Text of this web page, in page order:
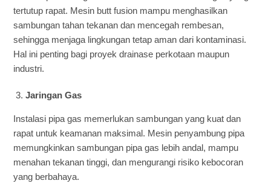
tertutup rapat. Mesin butt fusion mampu menghasilkan
sambungan tahan tekanan dan mencegah rembesan,
sehingga menjaga lingkungan tetap aman dari kontaminasi.
Hal ini penting bagi proyek drainase perkotaan maupun
industri.
Jaringan Gas
Instalasi pipa gas memerlukan sambungan yang kuat dan
rapat untuk keamanan maksimal. Mesin penyambung pipa
memungkinkan sambungan pipa gas lebih andal, mampu
menahan tekanan tinggi, dan mengurangi risiko kebocoran
yang berbahaya.